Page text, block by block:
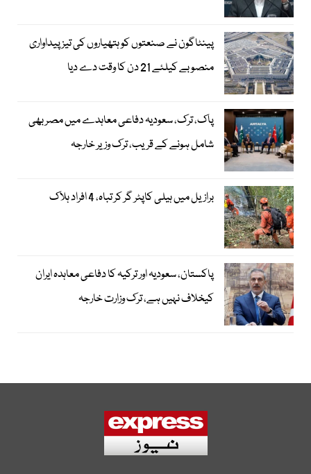
پینٹاگون نے صنعتوں کو ہتھیاروں کی تیز پیداواری
منصوبے کیلئے 21 دن کا وقت دے دیا
پاک، ترک، سعودیہ دفاعی معاہدے میں مصر بھی
شامل ہونے کے قریب، ترک وزیر خارجہ
برازیل میں ہیلی کاپٹر گر کر تباہ، 4 افراد ہلاک
پاکستان، سعودیہ اور ترکیہ کا دفاعی معاہدہ ایران
کیخلاف نہیں ہے، ترک وزارت خارجہ